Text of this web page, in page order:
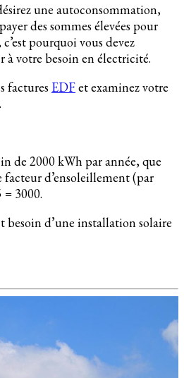
une autoconsommation,
des sommes élevées pour
pourquoi vous devez
à votre besoin en électricité.
factures EDFet examinez votre
de 2000 kWh par année, que
d’ensoleillement (par
= 3000.
besoin d’une installation solaire